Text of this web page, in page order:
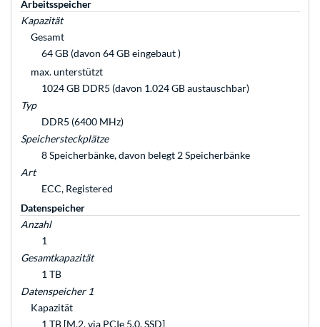
Arbeitsspeicher
Kapazität
Gesamt
64 GB (davon 64 GB eingebaut )
max. unterstützt
1024 GB DDR5 (davon 1.024 GB austauschbar)
Typ
DDR5 (6400 MHz)
Speichersteckplätze
8 Speicherbänke, davon belegt 2 Speicherbänke
Art
ECC, Registered
Datenspeicher
Anzahl
1
Gesamtkapazität
1 TB
Datenspeicher 1
Kapazität
1 TB [M.2, via PCIe 5.0, SSD]